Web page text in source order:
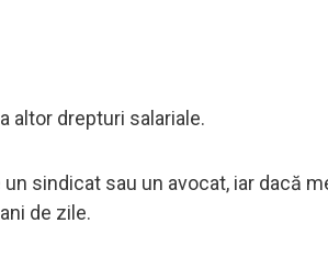
altor drepturi salariale.
sindicat sau un avocat, iar dacă
de zile.